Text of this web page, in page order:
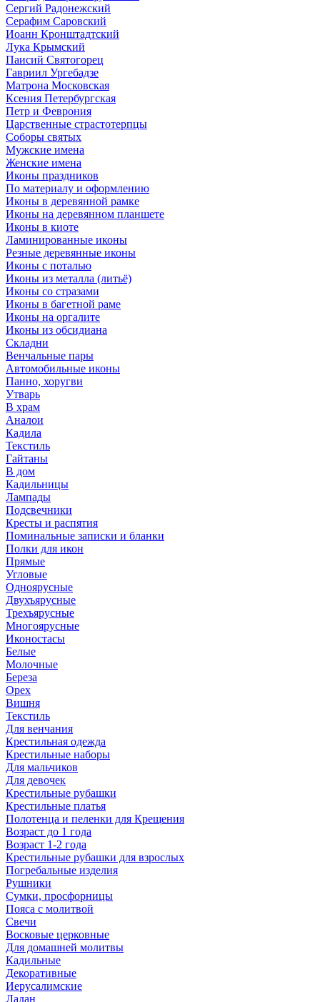
Сергий Радонежский
Серафим Саровский
Иоанн Кронштадтский
Лука Крымский
Паисий Святогорец
Гавриил Ургебадзе
Матрона Московская
Ксения Петербургская
Петр и Феврония
Царственные страстотерпцы
Соборы святых
Мужские имена
Женские имена
Иконы праздников
По материалу и оформлению
Иконы в деревянной рамке
Иконы на деревянном планшете
Иконы в киоте
Ламинированные иконы
Резные деревянные иконы
Иконы с поталью
Иконы из металла (литьё)
Иконы со стразами
Иконы в багетной раме
Иконы на оргалите
Иконы из обсидиана
Складни
Венчальные пары
Автомобильные иконы
Панно, хоругви
Утварь
В храм
Аналои
Кадила
Текстиль
Гайтаны
В дом
Кадильницы
Лампады
Подсвечники
Кресты и распятия
Поминальные записки и бланки
Полки для икон
Прямые
Угловые
Одноярусные
Двухъярусные
Трехъярусные
Многоярусные
Иконостасы
Белые
Молочные
Береза
Орех
Вишня
Текстиль
Для венчания
Крестильная одежда
Крестильные наборы
Для мальчиков
Для девочек
Крестильные рубашки
Крестильные платья
Полотенца и пеленки для Крещения
Возраст до 1 года
Возраст 1-2 года
Крестильные рубашки для взрослых
Погребальные изделия
Рушники
Сумки, просфорницы
Пояса с молитвой
Свечи
Восковые церковные
Для домашней молитвы
Кадильные
Декоративные
Иерусалимские
Ладан